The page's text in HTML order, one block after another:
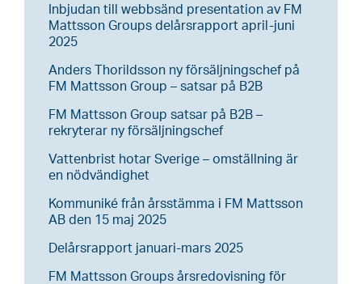
Inbjudan till webbsänd presentation av FM
Mattsson Groups delårsrapport april-juni
2025
Anders Thorildsson ny försäljningschef på
FM Mattsson Group – satsar på B2B
FM Mattsson Group satsar på B2B –
rekryterar ny försäljningschef
Vattenbrist hotar Sverige – omställning är
en nödvändighet
Kommuniké från årsstämma i FM Mattsson
AB den 15 maj 2025
Delårsrapport januari-mars 2025
FM Mattsson Groups årsredovisning för